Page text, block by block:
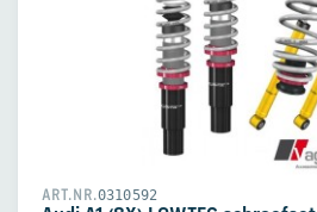
ART.NR.0310592